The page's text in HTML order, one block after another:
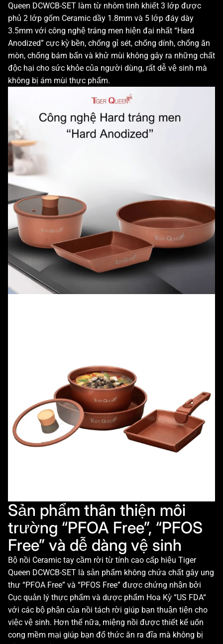
Queen DCWCB-SET làm từ nhôm tinh khiết 3 lớp được
phủ 2 lớp gốm Ceramic dầy 1.8mm và 5 lớp đáy dày
3.5mm với công nghệ tráng men hiện đại nhất “Hard
Anodized” cực kỳ bền, chống gỉ sét, chống dính, chống ăn
mòn, chống bám bẩn và khử mùi không gây ra những chất
độc hại cho sức khỏe của người dùng, rất dễ vệ sinh mà
không bị ám mùi thực phẩm.
Sản phẩm thân thiện môi
trường “PFOA Free”, “PFOS
Free” và dễ dàng vệ sinh
Bộ nồi Ceramic tay cầm rời từ tính cao cấp hiệu Tiger
Queen DCWCB-SET là sản phẩm không chứa chất gây ung
thư “PFOA Free” và “PFOS Free” được chứng nhận bởi
Cục quản lý thực phẩm và dược phẩm Hoa Kỳ “US FDA“
với các bộ phận của nồi tách rời giúp bạn thuận tiện cho
việc vệ sinh. Hơn thế nữa, miệng nồi được thiết kế uốn
cong mềm mại giúp bạn đổ thức ăn ra đĩa mà không bị